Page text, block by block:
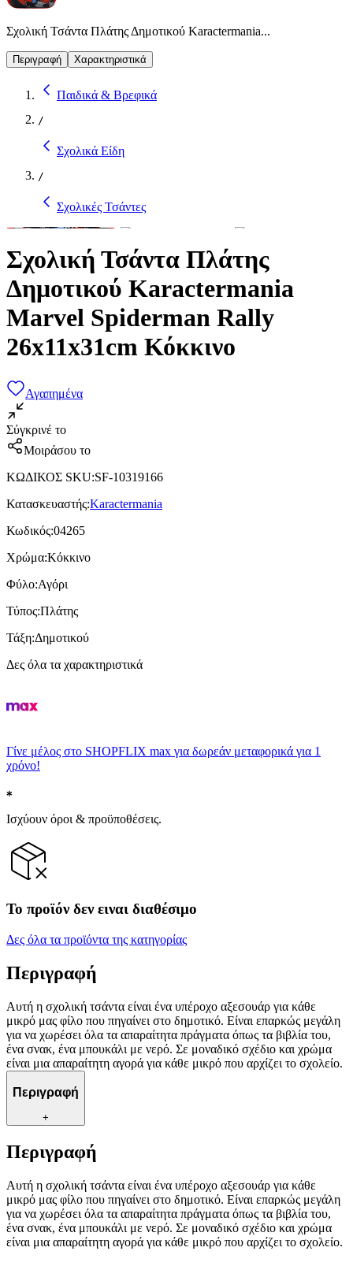
Σχολική Τσάντα Πλάτης Δημοτικού Karactermania...
Περιγραφή Χαρακτηριστικά
Παιδικά & Βρεφικά
/
Σχολικά Είδη
/
Σχολικές Τσάντες
Σχολική Τσάντα Πλάτης
Δημοτικού Karactermania
Marvel Spiderman Rally
26x11x31cm Κόκκινο
Αγαπημένα
Σύγκρινέ το
Μοιράσου το
ΚΩΔΙΚΟΣ SKU:SF-10319166
Κατασκευαστής:Karactermania
Κωδικός:04265
Χρώμα:Κόκκινο
Φύλο:Αγόρι
Τύπος:Πλάτης
Τάξη:Δημοτικού
Δες όλα τα χαρακτηριστικά
Γίνε μέλος στο SHOPFLIX max για δωρεάν μεταφορικά για 1
χρόνο!
Ισχύουν όροι & προϋποθέσεις.
Το προϊόν δεν ειναι διαθέσιμο
Δες όλα τα προϊόντα της κατηγορίας
Περιγραφή
Αυτή η σχολική τσάντα είναι ένα υπέροχο αξεσουάρ για κάθε
μικρό μας φίλο που πηγαίνει στο δημοτικό. Είναι επαρκώς μεγάλη
για να χωρέσει όλα τα απαραίτητα πράγματα όπως τα βιβλία του,
ένα σνακ, ένα μπουκάλι με νερό. Σε μοναδικό σχέδιο και χρώμα
είναι μια απαραίτητη αγορά για κάθε μικρό που αρχίζει το σχολείο.
Περιγραφή
+
Περιγραφή
Αυτή η σχολική τσάντα είναι ένα υπέροχο αξεσουάρ για κάθε
μικρό μας φίλο που πηγαίνει στο δημοτικό. Είναι επαρκώς μεγάλη
για να χωρέσει όλα τα απαραίτητα πράγματα όπως τα βιβλία του,
ένα σνακ, ένα μπουκάλι με νερό. Σε μοναδικό σχέδιο και χρώμα
είναι μια απαραίτητη αγορά για κάθε μικρό που αρχίζει το σχολείο.